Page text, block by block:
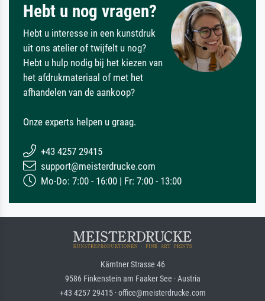
Hebt u nog vragen?
Hebt u interesse in een kunstdruk
uit ons atelier of twijfelt u nog?
Hebt u hulp nodig bij het kiezen van
het afdrukmateriaal of met het
afhandelen van de aankoop?
Onze experts helpen u graag.
+43 4257 29415
support@meisterdrucke.com
Mo-Do: 7:00 - 16:00 | Fr: 7:00 - 13:00
Kärntner Strasse 46
9586 Finkenstein am Faaker See · Austria
+43 4257 29415 · office@meisterdrucke.com